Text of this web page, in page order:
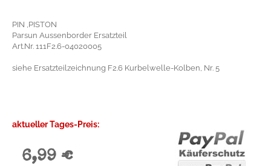
PIN ,PISTON
Parsun Aussenborder Ersatzteil
Art.Nr. 111F2.6-04020005
siehe Ersatzteilzeichnung F2.6 Kurbelwelle-Kolben, Nr. 5
aktueller Tages-Preis:
6,99 €